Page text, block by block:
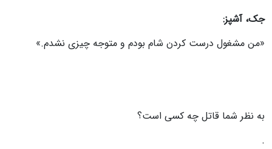
جک، آشپز:
«من مشغول درست کردن شام بودم و متوجه چیزی نشدم.»
به نظر شما قاتل چه کسی است؟
.